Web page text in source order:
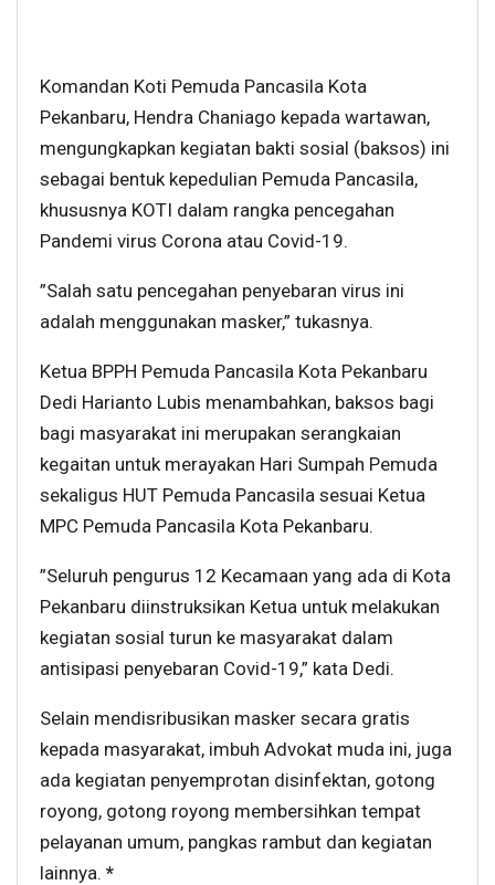
Komandan Koti Pemuda Pancasila Kota
Pekanbaru, Hendra Chaniago kepada wartawan,
mengungkapkan kegiatan bakti sosial (baksos) ini
sebagai bentuk kepedulian Pemuda Pancasila,
khususnya KOTI dalam rangka pencegahan
Pandemi virus Corona atau Covid-19.
”Salah satu pencegahan penyebaran virus ini
adalah menggunakan masker,” tukasnya.
Ketua BPPH Pemuda Pancasila Kota Pekanbaru
Dedi Harianto Lubis menambahkan, baksos bagi
bagi masyarakat ini merupakan serangkaian
kegaitan untuk merayakan Hari Sumpah Pemuda
sekaligus HUT Pemuda Pancasila sesuai Ketua
MPC Pemuda Pancasila Kota Pekanbaru.
”Seluruh pengurus 12 Kecamaan yang ada di Kota
Pekanbaru diinstruksikan Ketua untuk melakukan
kegiatan sosial turun ke masyarakat dalam
antisipasi penyebaran Covid-19,” kata Dedi.
Selain mendisribusikan masker secara gratis
kepada masyarakat, imbuh Advokat muda ini, juga
ada kegiatan penyemprotan disinfektan, gotong
royong, gotong royong membersihkan tempat
pelayanan umum, pangkas rambut dan kegiatan
lainnya. *